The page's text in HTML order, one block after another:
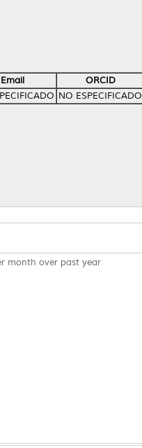
Email
ORCID
NO ESPECIFICADO
month over past year